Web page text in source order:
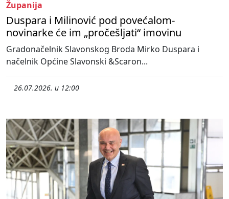
Županija
Duspara i Milinović pod povećalom-
novinarke će im „pročešljati“ imovinu
Gradonačelnik Slavonskog Broda Mirko Duspara i
načelnik Općine Slavonski &Scaron...
26.07.2026. u 12:00